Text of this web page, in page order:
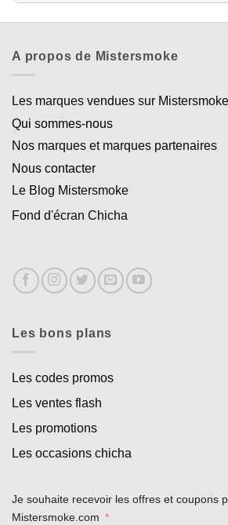
A propos de Mistersmoke
Les marques vendues sur Mistersmoke
Qui sommes-nous
Nos marques et marques partenaires
Nous contacter
Le Blog Mistersmoke
Fond d'écran Chicha
Les bons plans
Les codes promos
Les ventes flash
Les promotions
Les occasions chicha
Je souhaite recevoir les offres et coupons
Mistersmoke.com